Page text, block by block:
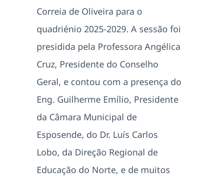
Correia de Oliveira para o
quadriénio 2025-2029. A sessão foi
presidida pela Professora Angélica
Cruz, Presidente do Conselho
Geral, e contou com a presença do
Eng. Guilherme Emílio, Presidente
da Câmara Municipal de
Esposende, do Dr. Luís Carlos
Lobo, da Direção Regional de
Educação do Norte, e de muitos